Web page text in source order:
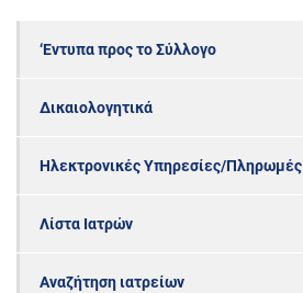
‘Εντυπα προς το Σύλλογο
Δικαιολογητικά
Ηλεκτρονικές Υπηρεσίες/Πληρωμές
Λίστα Ιατρών
Αναζήτηση ιατρείων